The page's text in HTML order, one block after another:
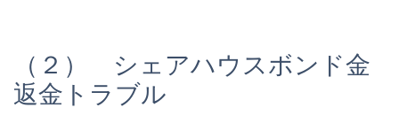
（２） シェアハウスボンド金
返金トラブル